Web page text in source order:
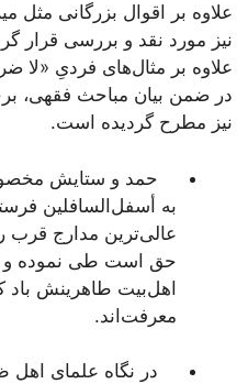
علاوه بر اقوال بزرگانی مثل
نیز مورد نقد و بررسی قرار
علاوه بر مثال‌های فردیِ «لا
در ضمن بیان مباحث فقهی،
نیز مطرح گردیده است.
حمد و ستایش مخصوص
به أسفل‌السافلین
عالی‌ترین مدارج قرب
حق است طی نموده و
اهل‌بیت طاهرینش باد
معرفت‌اند.
در نگاه علمای اهل